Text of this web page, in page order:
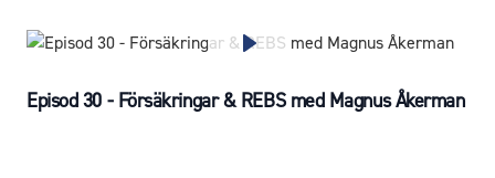
Episod 30 - Försäkringar & REBS med Magnus Åkerman